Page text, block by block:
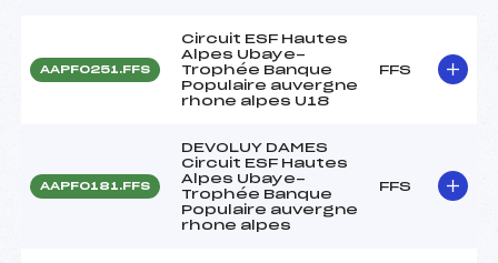
AAPF0251.FFS
Circuit ESF Hautes
Alpes Ubaye-
Trophée Banque
Populaire auvergne
rhone alpes U18
FFS
AAPF0181.FFS
DEVOLUY DAMES
Circuit ESF Hautes
Alpes Ubaye-
Trophée Banque
Populaire auvergne
rhone alpes
FFS